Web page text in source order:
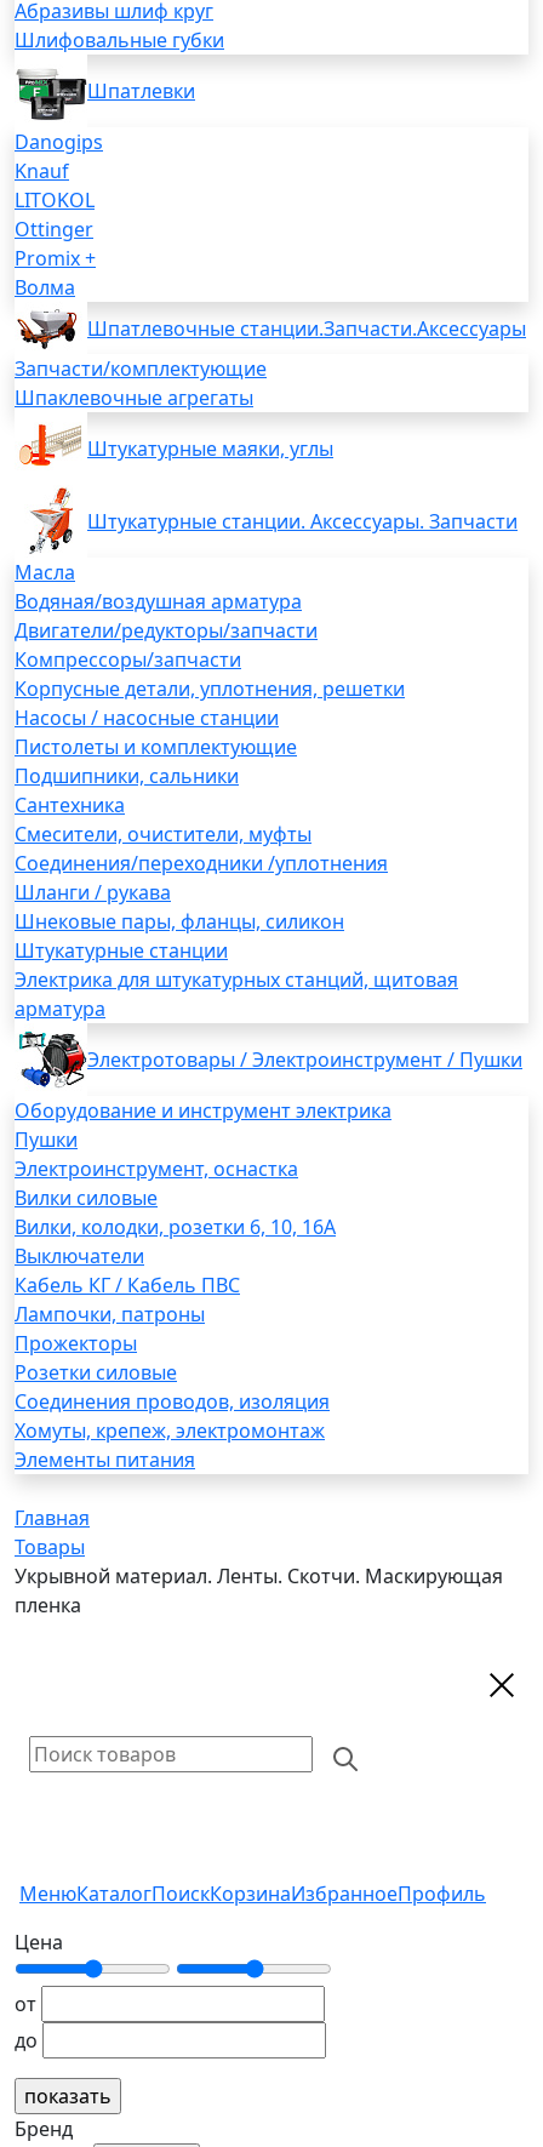
Абразивы шлиф круг
Шлифовальные губки
Шпатлевки
Danogips
Knauf
LITOKOL
Ottinger
Promix +
Волма
Шпатлевочные станции.Запчасти.Аксессуары
Запчасти/комплектующие
Шпаклевочные агрегаты
Штукатурные маяки, углы
Штукатурные станции. Аксессуары. Запчасти
Масла
Водяная/воздушная арматура
Двигатели/редукторы/запчасти
Компрессоры/запчасти
Корпусные детали, уплотнения, решетки
Насосы / насосные станции
Пистолеты и комплектующие
Подшипники, сальники
Сантехника
Смесители, очистители, муфты
Соединения/переходники /уплотнения
Шланги / рукава
Шнековые пары, фланцы, силикон
Штукатурные станции
Электрика для штукатурных станций, щитовая
арматура
Электротовары / Электроинструмент / Пушки
Оборудование и инструмент электрика
Пушки
Электроинструмент, оснастка
Вилки силовые
Вилки, колодки, розетки 6, 10, 16А
Выключатели
Кабель КГ / Кабель ПВС
Лампочки, патроны
Прожекторы
Розетки силовые
Соединения проводов, изоляция
Хомуты, крепеж, электромонтаж
Элементы питания
Главная
Товары
Укрывной материал. Ленты. Скотчи. Маскирующая
пленка
МенюКаталогПоискКорзинаИзбранноеПрофиль
Цена
от
до
Бренд